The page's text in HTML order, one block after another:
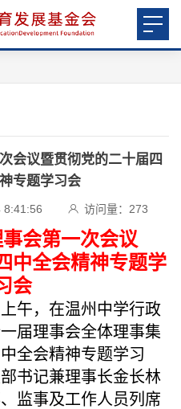
会议暨贯彻党的二十届四
专题学习会
8:41:56 访问量： 273
会第一次会议
中全会精神专题学
会
午， 在温州中学行政
届理事会全体理事集
全会精神专题学习
书记兼理事长金长林
监事及工作人员列席